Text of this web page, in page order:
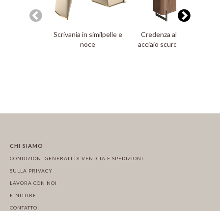
Scrivania in similpelle e
noce
Credenza alta in noce e
acciaio scuro metallizzato
CHI SIAMO
CONDIZIONI GENERALI DI VENDITA E SPEDIZIONI
SULLA PRIVACY
LAVORA CON NOI
FINITURE
CONTATTO